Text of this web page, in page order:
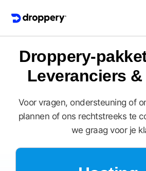
Droppery-
Leveranciers
Voor vragen, ondersteuning of
plannen of ons rechtstreeks te
we graag voor je